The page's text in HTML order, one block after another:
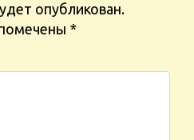
опубликован.
*